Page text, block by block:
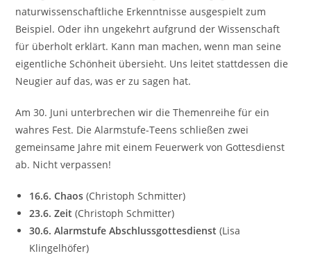
naturwissenschaftliche Erkenntnisse ausgespielt zum
Beispiel. Oder ihn ungekehrt aufgrund der Wissenschaft
für überholt erklärt. Kann man machen, wenn man seine
eigentliche Schönheit übersieht. Uns leitet stattdessen die
Neugier auf das, was er zu sagen hat.
Am 30. Juni unterbrechen wir die Themenreihe für ein
wahres Fest. Die Alarmstufe-Teens schließen zwei
gemeinsame Jahre mit einem Feuerwerk von Gottesdienst
ab. Nicht verpassen!
16.6. Chaos(Christoph Schmitter)
23.6. Zeit (Christoph Schmitter)
30.6. Alarmstufe Abschlussgottesdienst (Lisa
Klingelhöfer)